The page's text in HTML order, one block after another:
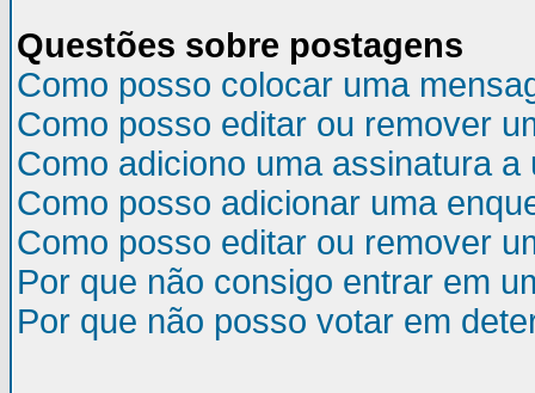
Questões sobre postagens
Como posso colocar uma
Como posso editar ou remover
Como adiciono uma assinatura a
Como posso adicionar uma
Como posso editar ou remover
Por que não consigo entrar em
Por que não posso votar em